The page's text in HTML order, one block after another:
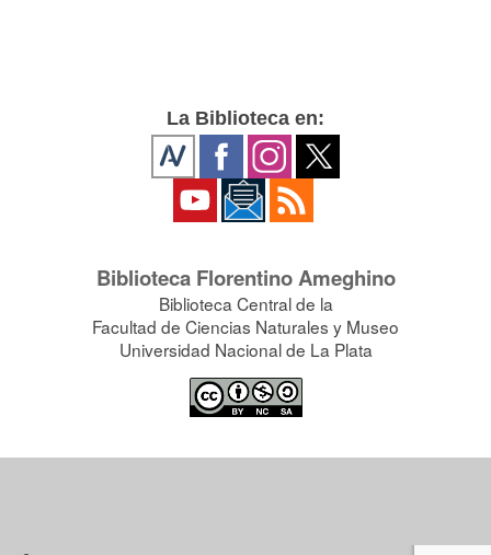
La Biblioteca en:
Biblioteca Florentino Ameghino
Biblioteca Central de la
Facultad de Ciencias Naturales y Museo
Universidad Nacional de La Plata